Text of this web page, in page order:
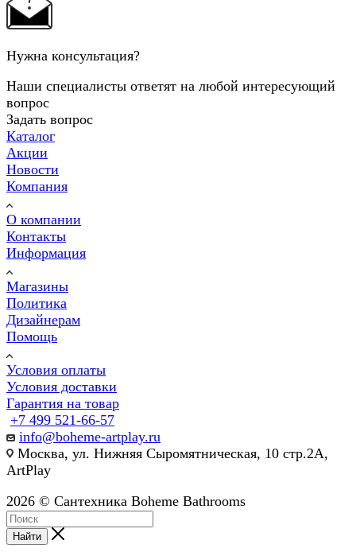
Нужна консультация?
Наши специалисты ответят на любой интересующий
вопрос
Задать вопрос
Каталог
Акции
Новости
Компания
О компании
Контакты
Информация
Магазины
Политика
Дизайнерам
Помощь
Условия оплаты
Условия доставки
Гарантия на товар
+7 499 521-66-57
info@boheme-artplay.ru
Москва, ул. Нижняя Сыромятническая, 10 стр.2А,
ArtPlay
2026 © Сантехника Boheme Bathrooms
Найти